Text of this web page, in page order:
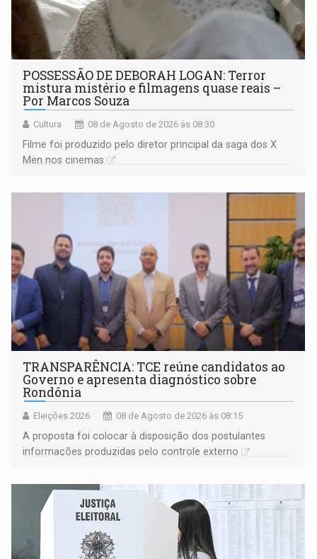
POSSESSÃO DE DEBORAH LOGAN: Terror
mistura mistério e filmagens quase reais –
Por Marcos Souza
Cultura 08 de Agosto de 2026 às 08:30
Filme foi produzido pelo diretor principal da saga dos X
Men nos cinemas
TRANSPARÊNCIA: TCE reúne candidatos ao
Governo e apresenta diagnóstico sobre
Rondônia
Eleições 2026 08 de Agosto de 2026 às 08:15
A proposta foi colocar à disposição dos postulantes
informações produzidas pelo controle externo